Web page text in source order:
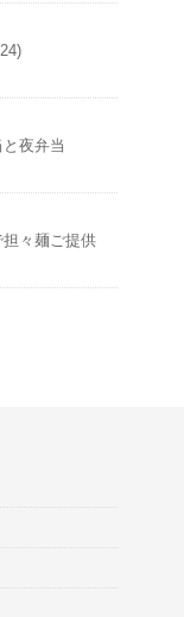
夜弁当
々麺ご提供